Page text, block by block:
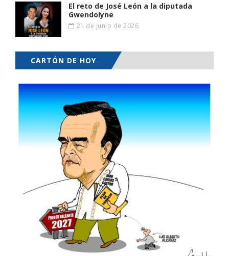
El reto de José León a la diputada
Gwendolyne
21 de junio de 2026
CARTÓN DE HOY